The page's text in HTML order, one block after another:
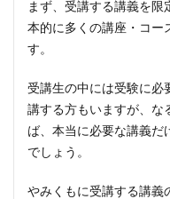
まず、受講する講義を
本的に多くの講座・コー
す。
受講生の中には受験に必
講する方もいますが、な
ば、本当に必要な講義だ
でしょう。
やみくもに受講する講義